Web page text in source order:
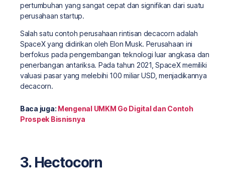
pertumbuhan yang sangat cepat dan signifikan dari suatu
perusahaan startup.
Salah satu contoh perusahaan rintisan decacorn adalah
SpaceX yang didirikan oleh Elon Musk. Perusahaan ini
berfokus pada pengembangan teknologi luar angkasa dan
penerbangan antariksa. Pada tahun 2021, SpaceX memiliki
valuasi pasar yang melebihi 100 miliar USD, menjadikannya
decacorn.
Baca juga: Mengenal UMKM Go Digital dan Contoh
Prospek Bisnisnya
3. Hectocorn